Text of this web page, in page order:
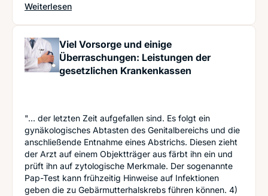
Weiterlesen: Vorsicht bei billigen Sonnenbrillen: Auf welche
Viel Vorsorge und einige
Überraschungen: Leistungen der
gesetzlichen Krankenkassen
"... der letzten Zeit aufgefallen sind. Es folgt ein
gynäkologisches Abtasten des Genitalbereichs und die
anschließende Entnahme eines Abstrichs. Diesen zieht
der Arzt auf einem Objektträger aus färbt ihn ein und
prüft ihn auf zytologische Merkmale. Der sogenannte
Pap-Test kann frühzeitig Hinweise auf Infektionen
geben die zu Gebärmutterhalskrebs führen können. 4)